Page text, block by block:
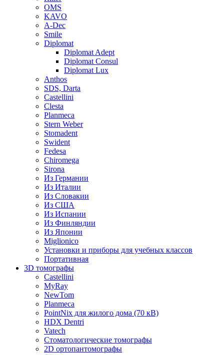
OMS
KAVO
A-Dec
Smile
Diplomat
Diplomat Adept
Diplomat Consul
Diplomat Lux
Anthos
SDS, Darta
Castellini
Clesta
Planmeca
Stern Weber
Stomadent
Swident
Fedesa
Chiromega
Sirona
Из Германии
Из Италии
Из Словакии
Из США
Из Испании
Из Финляндии
Из Японии
Miglionico
Установки и приборы для учебных классов
Портативная
3D томографы
Castellini
MyRay
NewTom
Planmeca
PointNix для жилого дома (70 кВ)
HDX Dentri
Vatech
Стоматологические томографы
2D ортопантомографы